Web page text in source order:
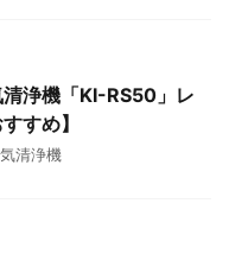
浄機「KI-RS50」レ
すめ】
清浄機